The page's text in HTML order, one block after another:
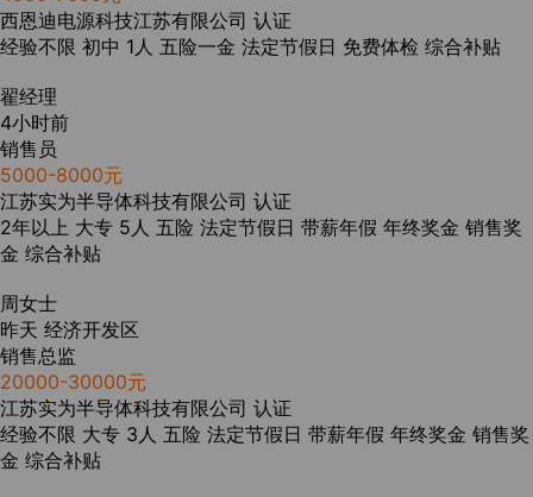
西恩迪电源科技江苏有限公司 认证
经验不限 初中 1人 五险一金 法定节假日 免费体检 综合补贴
翟经理
4小时前
销售员
5000-8000元
江苏实为半导体科技有限公司 认证
2年以上 大专 5人 五险 法定节假日 带薪年假 年终奖金 销售奖
金 综合补贴
周女士
昨天 经济开发区
销售总监
20000-30000元
江苏实为半导体科技有限公司 认证
经验不限 大专 3人 五险 法定节假日 带薪年假 年终奖金 销售奖
金 综合补贴